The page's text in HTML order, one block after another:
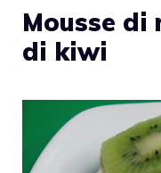
Mousse di
di kiwi